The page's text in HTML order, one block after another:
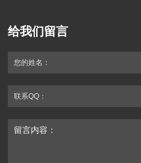
给我们留言
您的姓名：
联系QQ：
留言内容：